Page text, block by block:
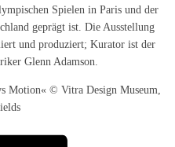
Spielen in Paris und der
geprägt ist. Die Ausstellung
und produziert; Kurator ist der
Glenn Adamson.
Motion« © Vitra Design Museum,